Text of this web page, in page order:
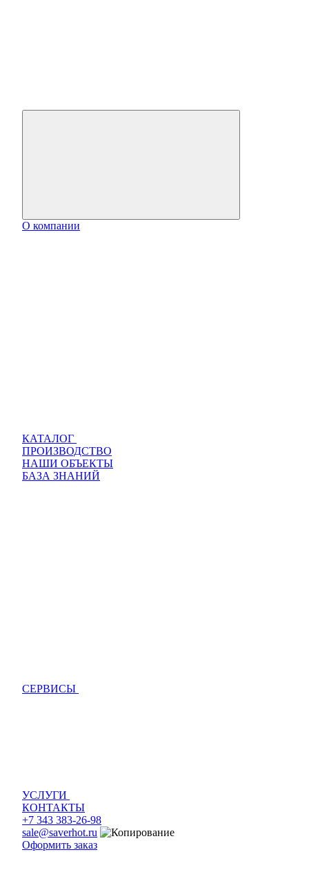
О компании
КАТАЛОГ
ПРОИЗВОДСТВО
НАШИ ОБЪЕКТЫ
БАЗА ЗНАНИЙ
СЕРВИСЫ
УСЛУГИ
КОНТАКТЫ
+7 343 383-26-98
sale@saverhot.ru
Оформить заказ